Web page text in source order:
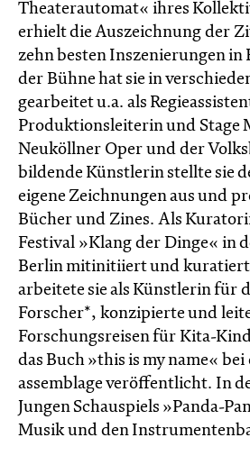
Theaterautomat« ihres
erhielt die Auszeichnung der
zehn besten Inszenierungen in
der Bühne hat sie in
gearbeitet u.a. als
Produktionsleiterin und Stage
Neuköllner Oper und der
bildende Künstlerin stellte sie
eigene Zeichnungen aus und
Bücher und Zines. Als
Festival »Klang der Dinge« in
Berlin mitinitiiert und kuratiert.
arbeitete sie als Künstlerin für
Forscher*, konzipierte und
Forschungsreisen für Kita-
das Buch »this is my name«
assemblage veröffentlicht. In
Jungen Schauspiels »Panda-
Musik und den